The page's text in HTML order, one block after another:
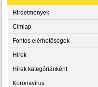
Hirdetmények
Címlap
Fontos elérhetőségek
Hírek
Hírek kategóriánként
Koronavírus